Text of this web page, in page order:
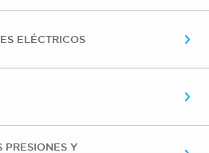
ELÉCTRICOS
PRESIONES Y